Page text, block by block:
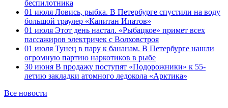
беспилотника
01 июля Ловись, рыбка. В Петербурге спустили на воду
большой траулер «Капитан Ипатов»
01 июля Этот день настал. «Рыбацкое» примет всех
пассажиров электричек с Волховстроя
01 июля Тунец в пару к бананам. В Петербурге нашли
огромную партию наркотиков в рыбе
30 июня В продажу поступят «Подорожники» к 55-
летию закладки атомного ледокола «Арктика»
Все новости